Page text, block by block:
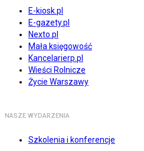
E-kiosk.pl
E-gazety.pl
Nexto.pl
Mała księgowość
Kancelarierp.pl
Wieści Rolnicze
Życie Warszawy
NASZE WYDARZENIA
Szkolenia i konferencje